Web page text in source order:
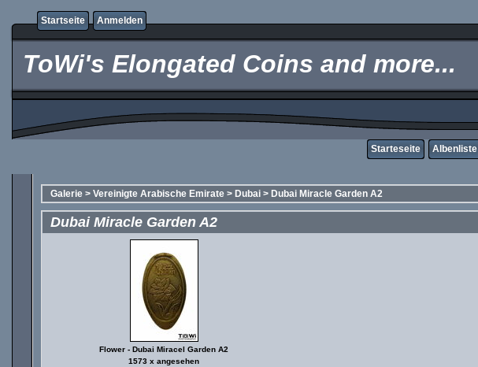
Startseite Anmelden
ToWi's Elongated Coins and more...
Starteseite Albenliste
Galerie > Vereinigte Arabische Emirate > Dubai > Dubai Miracle Garden A2
Dubai Miracle Garden A2
Flower - Dubai Miracel Garden A2
1573 x angesehen